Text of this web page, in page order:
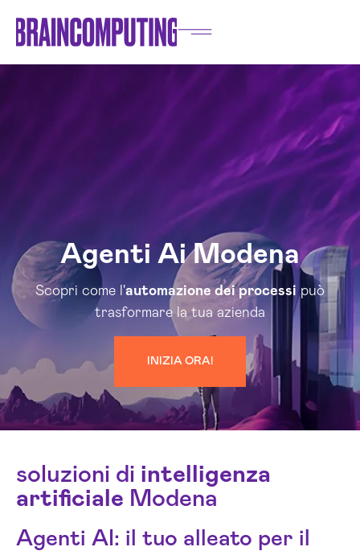
Agenti Ai Modena
Scopri come l'automazione dei processi può
trasformare la tua azienda
INIZIA ORA!
soluzioni di intelligenza
artificiale Modena
Agenti AI: il tuo alleato per il